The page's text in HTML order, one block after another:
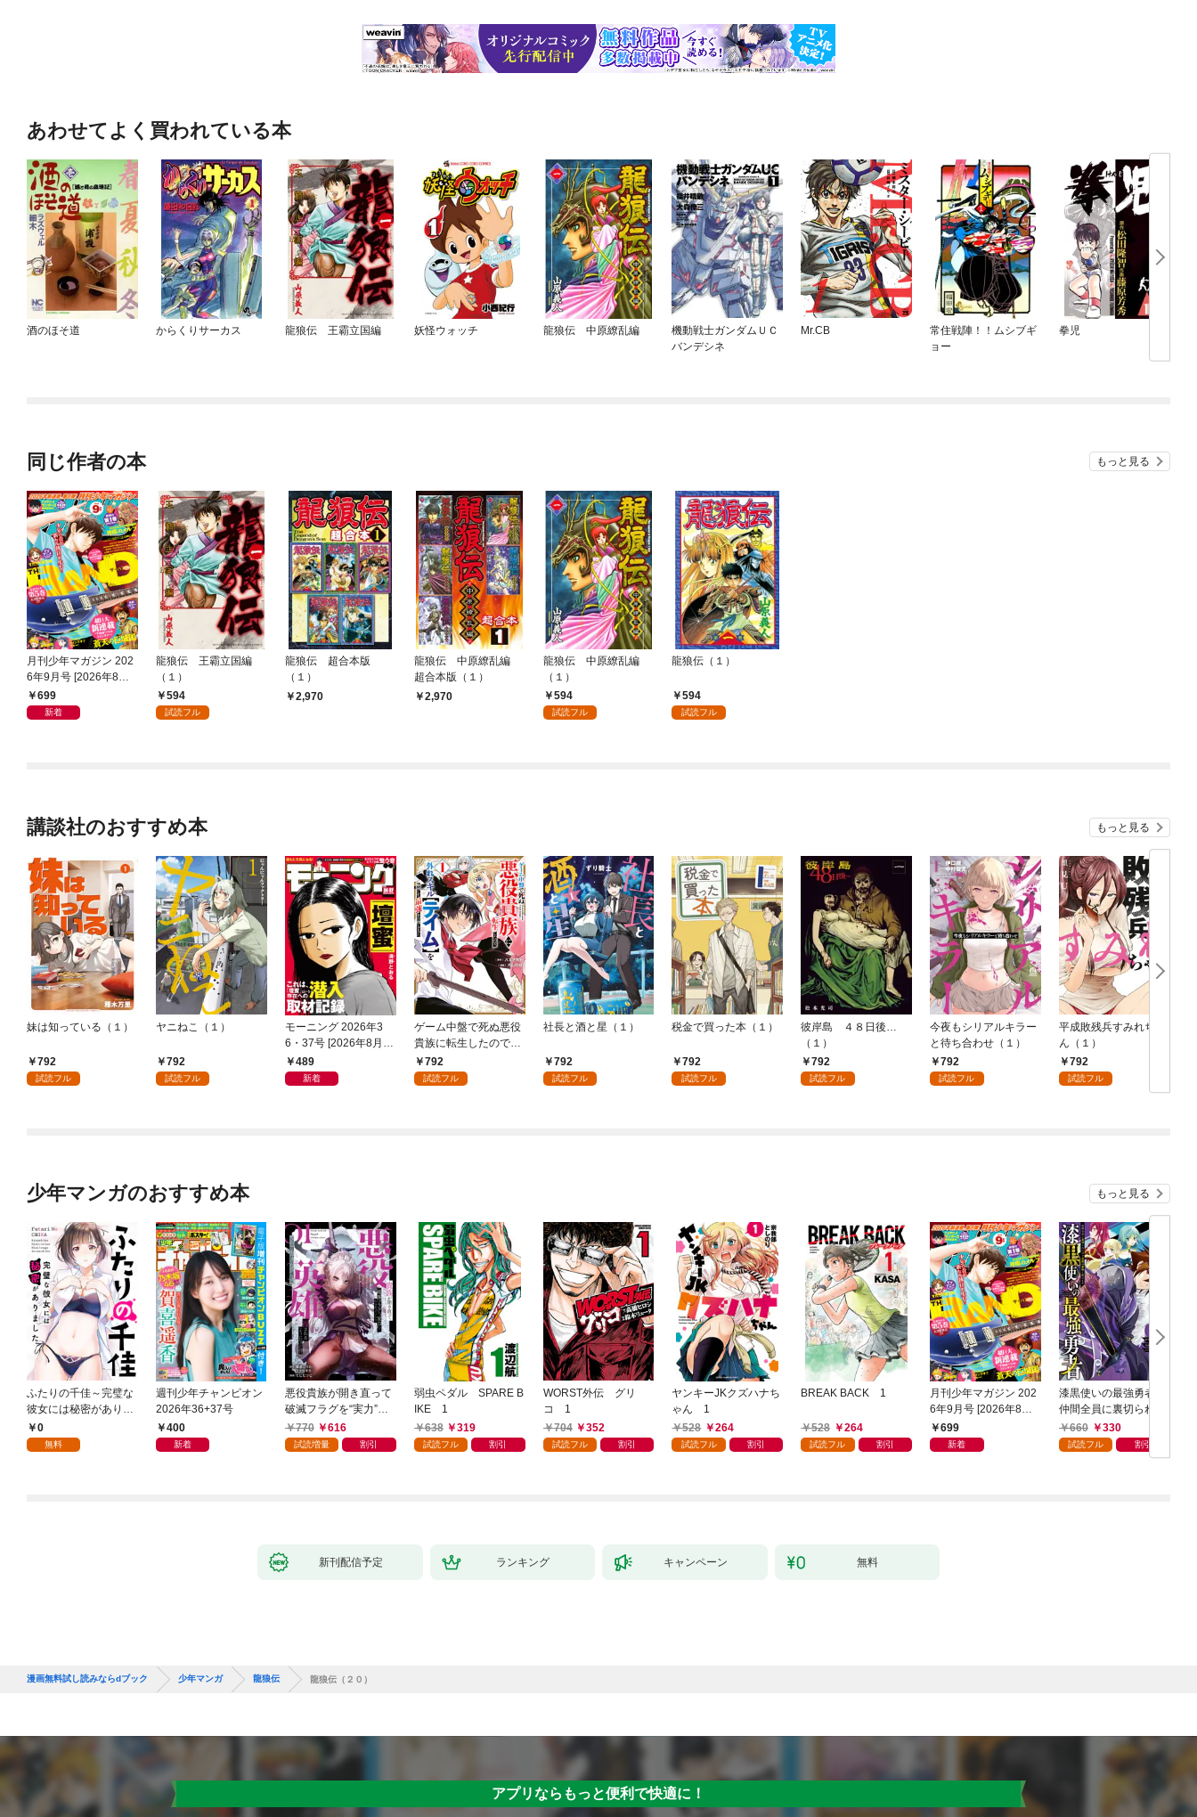
あわせてよく買われている本
酒のほそ道 からくりサーカス 龍狼伝 王霸立国編 妖怪ウォッチ 龍狼伝 中原繚乱編
機動戦士ガンダムＵＣ
バンデシネ
Mr.CB
常住戦陣！！ムシブギ
ョー
拳児
同じ作者の本 もっと見る
月刊少年マガジン 202
6年9月号 [2026年8月6
日発売]
699
新着
龍狼伝 王霸立国編
（１）
594
試読フル
龍狼伝 超合本版
（１）
2,970
龍狼伝 中原繚乱編
超合本版（１）
2,970
龍狼伝 中原繚乱編
（１）
594
試読フル
龍狼伝（１）
594
試読フル
講談社のおすすめ本 もっと見る
妹は知っている（１）
792
試読フル
ヤニねこ（１）
792
試読フル
モーニング 2026年3
6・37号 [2026年8月6
日発売]
489
新着
ゲーム中盤で死ぬ悪役
貴族に転生したので、
外れスキル【テイム】
を駆使して最強を目指
792
試読フル
社長と酒と星（１）
792
試読フル
税金で買った本（１）
792
試読フル
彼岸島 ４８日後…
（１）
792
試読フル
今夜もシリアルキラー
と待ち合わせ（１）
792
試読フル
平成敗残兵すみれちゃ
ん（１）
792
試読フル
少年マンガのおすすめ本 もっと見る
ふたりの千佳～完璧な
彼女には秘密がありま
した(1)
0
無料
週刊少年チャンピオン
2026年36+37号
400
新着
悪役貴族が開き直って
破滅フラグを“実力”で
叩き折っていたら、い
つの間にかヒロイン達
770 616
試読増量 割引
弱虫ペダル SPARE B
IKE 1
638
319
試読フル 割引
WORST外伝 グリ
コ 1
704
352
試読フル 割引
ヤンキーJKクズハナち
ゃん 1
528
264
試読フル 割引
BREAK BACK 1
528 264
試読フル 割引
月刊少年マガジン 202
6年9月号 [2026年8月6
日発売]
699
新着
漆黒使いの最強勇者
仲間全員に裏切られた
ので最強の魔物と組み
ます 1巻
660 330
試読フル 割引
新刊配信予定 ランキング キャンペーン 無料
漫画無料試し読みならdブック 少年マンガ 龍狼伝 龍狼伝（２０）
アプリならもっと便利で快適に！